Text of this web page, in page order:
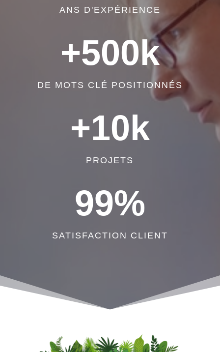
ANS D'EXPÉRIENCE
+500k
DE MOTS CLÉ POSITIONNÉS
+10k
PROJETS
99%
SATISFACTION CLIENT